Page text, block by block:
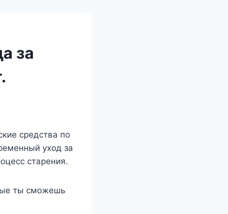
за
средства по
уход за
старения.
ты сможешь